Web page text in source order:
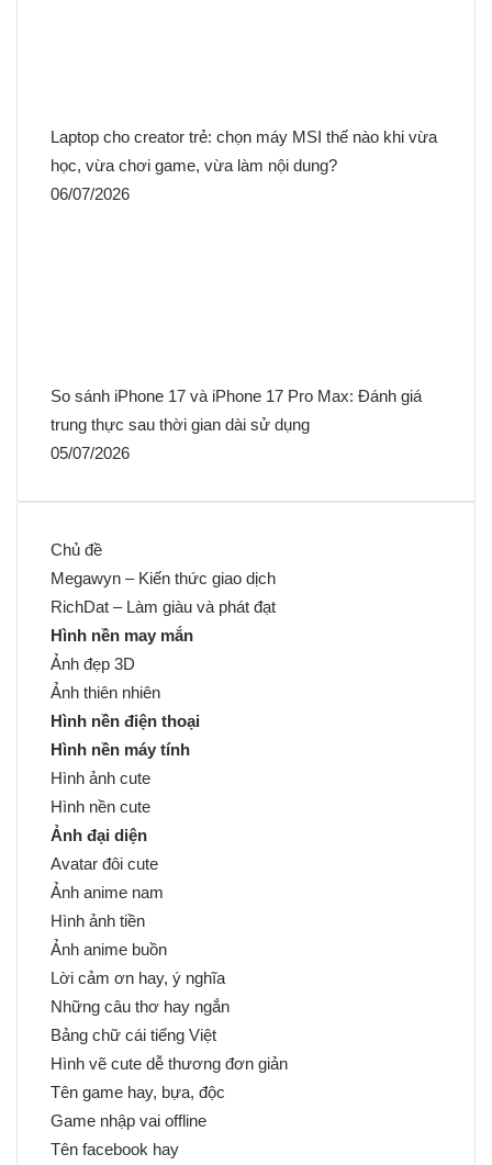
Laptop cho creator trẻ: chọn máy MSI thế nào khi vừa
học, vừa chơi game, vừa làm nội dung?
06/07/2026
So sánh iPhone 17 và iPhone 17 Pro Max: Đánh giá
trung thực sau thời gian dài sử dụng
05/07/2026
Chủ đề
Megawyn – Kiến thức giao dịch
RichDat – Làm giàu và phát đạt
Hình nền may mắn
Ảnh đẹp 3D
Ảnh thiên nhiên
Hình nền điện thoại
Hình nền máy tính
Hình ảnh cute
Hình nền cute
Ảnh đại diện
Avatar đôi cute
Ảnh anime nam
Hình ảnh tiền
Ảnh anime buồn
Lời cảm ơn hay, ý nghĩa
Những câu thơ hay ngắn
Bảng chữ cái tiếng Việt
Hình vẽ cute dễ thương đơn giản
Tên game hay, bựa, độc
Game nhập vai offline
Tên facebook hay